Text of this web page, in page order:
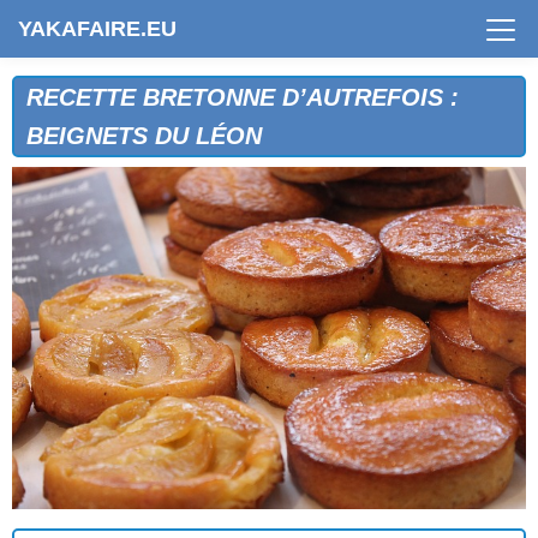
YAKAFAIRE.EU
RECETTE BRETONNE D’AUTREFOIS :
BEIGNETS DU LÉON